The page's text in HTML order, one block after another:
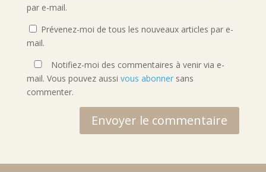
par e-mail.
Prévenez-moi de tous les nouveaux articles par e-
mail.
Notifiez-moi des commentaires à venir via e-
mail. Vous pouvez aussi vous abonnersans
commenter.
Envoyer le commentaire